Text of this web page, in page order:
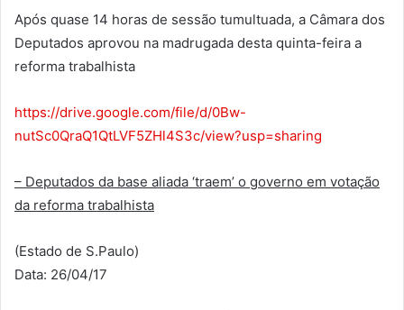
Após quase 14 horas de sessão tumultuada, a Câmara dos
Deputados aprovou na madrugada desta quinta-feira a
reforma trabalhista
https://drive.google.com/file/d/0Bw-
nutSc0QraQ1QtLVF5ZHl4S3c/view?usp=sharing
– Deputados da base aliada ‘traem’ o governo em votação
da reforma trabalhista
(Estado de S.Paulo)
Data: 26/04/17